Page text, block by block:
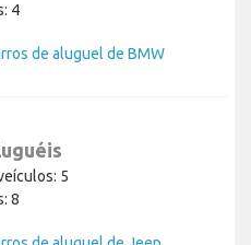
4
de aluguel de BMW
5
8